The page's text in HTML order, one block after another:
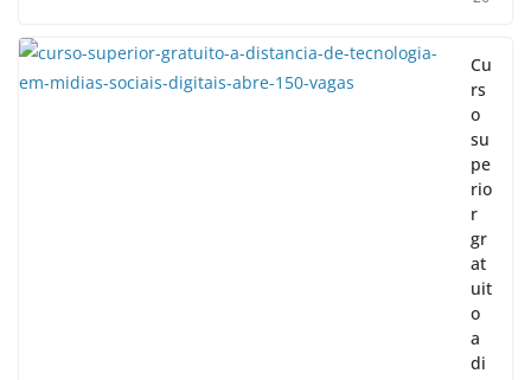
Cu
rs
o
su
pe
rio
r
gr
at
uit
o
a
di